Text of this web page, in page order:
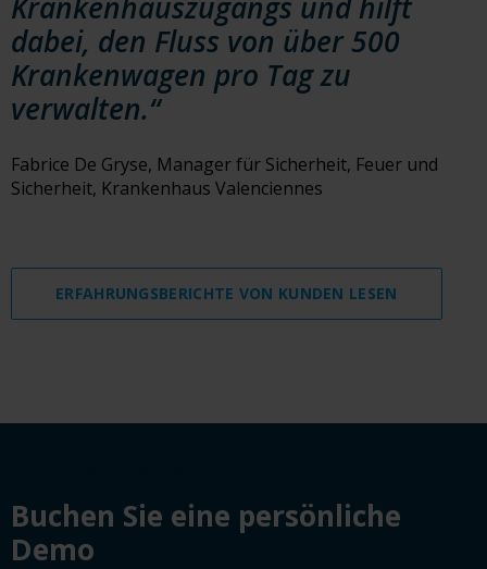
dabei, den Fluss von über 500
Krankenwagen pro Tag zu
verwalten.“
Fabrice De Gryse, Manager für Sicherheit, Feuer und
Sicherheit, Krankenhaus Valenciennes
ERFAHRUNGSBERICHTE VON KUNDEN LESEN
Buchen Sie eine persönliche
Demo